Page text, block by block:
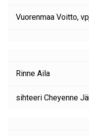
Vuorenmaa Voitto,
Rinne Aila
sihteeri Cheyenne